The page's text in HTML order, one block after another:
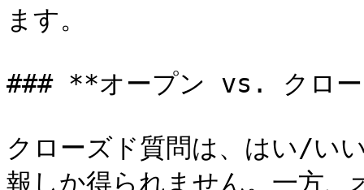
ます。
### **オープン vs. クロー
クローズド質問は、はい/い
報しか得られません。一方、